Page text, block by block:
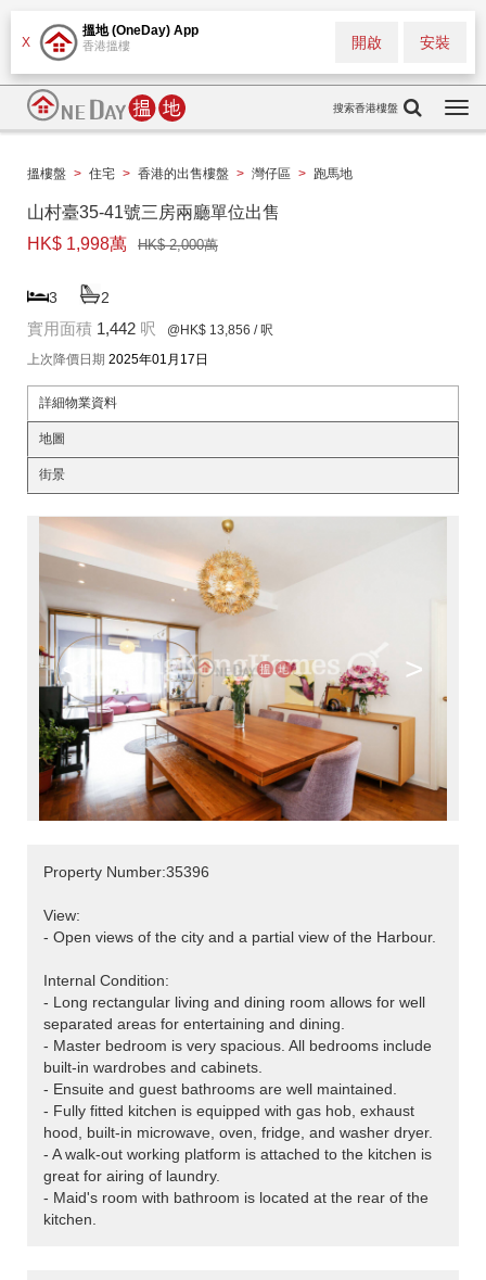
X
搵地 (OneDay) App
香港搵樓 安裝
開啟
搜索香港樓盤
搵樓盤 > 住宅 > 香港的出售樓盤 > 灣仔區 > 跑馬地
山村臺35-41號三房兩廳單位出售
HK$ 1,998萬
HK$ 2,000萬
3 2
實用面積 1,442 呎 @HK$ 13,856 / 呎
上次降價日期 2025年01月17日
詳細物業資料
地圖
街景
< >
Property Number:35396
View:
- Open views of the city and a partial view of the Harbour.
Internal Condition:
- Long rectangular living and dining room allows for well
separated areas for entertaining and dining.
- Master bedroom is very spacious. All bedrooms include
built-in wardrobes and cabinets.
- Ensuite and guest bathrooms are well maintained.
- Fully fitted kitchen is equipped with gas hob, exhaust
hood, built-in microwave, oven, fridge, and washer dryer.
- A walk-out working platform is attached to the kitchen is
great for airing of laundry.
- Maid's room with bathroom is located at the rear of the
kitchen.